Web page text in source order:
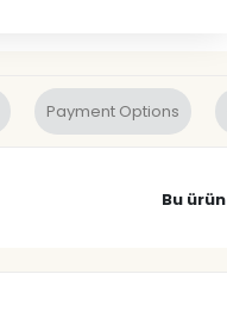
Payment Options
Bu ürün